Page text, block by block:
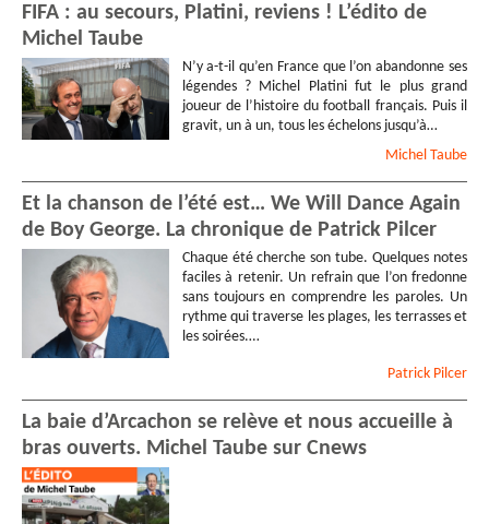
FIFA : au secours, Platini, reviens ! L’édito de
Michel Taube
N’y a-t-il qu’en France que l’on abandonne ses
légendes ? Michel Platini fut le plus grand
joueur de l’histoire du football français. Puis il
gravit, un à un, tous les échelons jusqu’à…
Michel Taube
Et la chanson de l’été est… We Will Dance Again
de Boy George. La chronique de Patrick Pilcer
Chaque été cherche son tube. Quelques notes
faciles à retenir. Un refrain que l’on fredonne
sans toujours en comprendre les paroles. Un
rythme qui traverse les plages, les terrasses et
les soirées.…
Patrick Pilcer
La baie d’Arcachon se relève et nous accueille à
bras ouverts. Michel Taube sur Cnews